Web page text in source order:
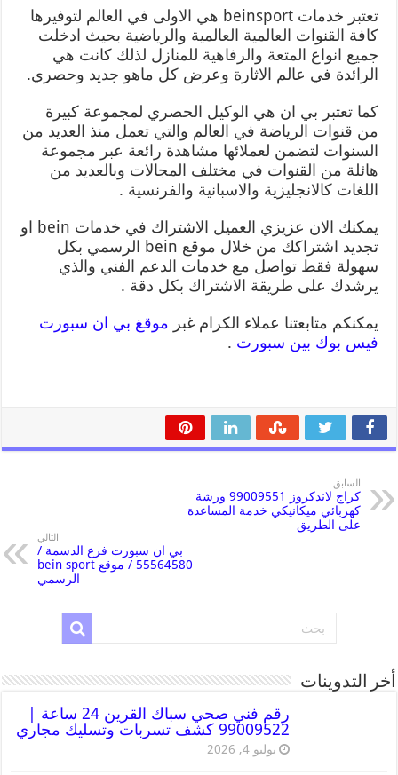
تعتبر خدمات beinsport هي الاولى في العالم لتوفيرها
كافة القنوات العالمية العالمية والرياضية بحيث ادخلت
جميع انواع المتعة والرفاهية للمنازل لذلك كانت هي
الرائدة في عالم الاثارة وعرض كل ماهو جديد وحصري.
كما تعتبر بي ان هي الوكيل الحصري لمجموعة كبيرة
من قنوات الرياضة في العالم والتي تعمل منذ العديد من
السنوات لتضمن لعملائها مشاهدة رائعة عبر مجموعة
هائلة من القنوات في مختلف المجالات وبالعديد من
اللغات كالانجليزية والاسبانية والفرنسية .
يمكنك الان عزيزي العميل الاشتراك في خدمات bein او
تجديد اشتراكك من خلال موقع bein الرسمي بكل
سهولة فقط تواصل مع خدمات الدعم الفني والذي
يرشدك على طريقة الاشتراك بكل دقة .
يمكنكم متابعتنا عملاء الكرام غبر موقغ بي ان سبورت
فيس بوك بين سبورت .
السابق
كراج لاندكروز 99009551 ورشة
كهربائي ميكانيكي خدمة المساعدة
على الطريق
التالي
بي ان سبورت فرع الدسمة /
55564580 / موقع bein sport
الرسمي
أخر التدوينات
رقم فني صحي سباك القرين 24 ساعة |
99009522 كشف تسربات وتسليك مجاري
يوليو 4, 2026